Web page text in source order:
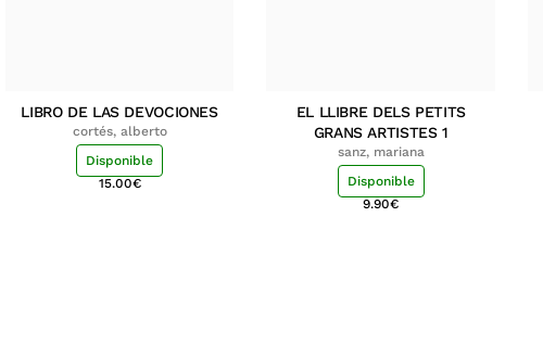
LIBRO DE LAS DEVOCIONES
cortés, alberto
Disponible
15.00€
EL LLIBRE DELS PETITS
GRANS ARTISTES 1
sanz, mariana
Disponible
9.90€